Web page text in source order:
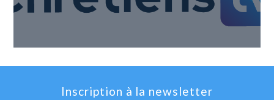
Inscription à la newsletter